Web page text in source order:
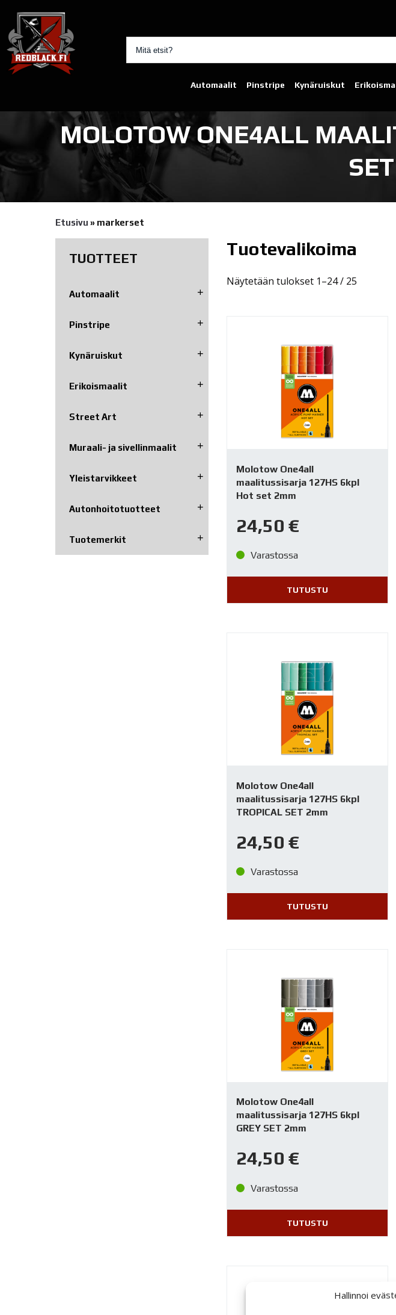
Hallinnoi
Automaalit Pinstripe Kynäruiskut
MOLOTOW ONE4ALL
Etusivu » markerset
TUOTTEET
Automaalit
Pinstripe
Kynäruiskut
Erikoismaalit
Street Art
Muraali- ja sivellinmaalit
Yleistarvikkeet
Autonhoito­tuotteet
Tuotemerkit
Tuotevalikoima
Näytetään tulokset 1–24 / 25
Molotow One4all
maalitussisarja 127HS 6kpl
Hot set 2mm
24,50 €
Varastossa
TUTUSTU
Molotow One4all
maalitussisarja 127HS 6kpl
TROPICAL SET 2mm
24,50 €
Varastossa
TUTUSTU
Molotow One4all
maalitussisarja 127HS 6kpl
GREY SET 2mm
24,50 €
Varastossa
TUTUSTU